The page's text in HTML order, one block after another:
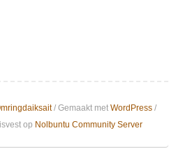
/ Gemaakt met WordPress/
op Nolbuntu Community Server